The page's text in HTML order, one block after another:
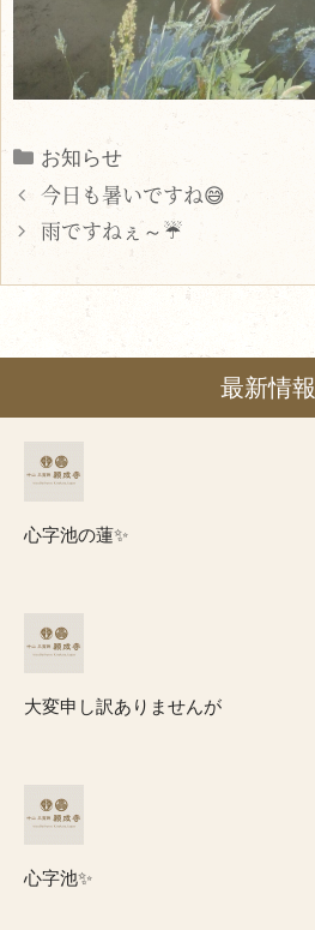
Categories
お知らせ
今日も暑いですね😅
雨ですねぇ～☔
最新情報
心字池の蓮✨
大変申し訳ありませんが
心字池✨